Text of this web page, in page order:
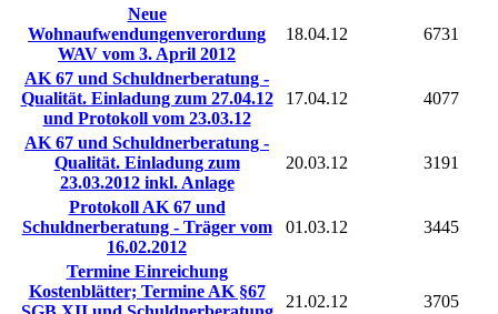
Neue
Wohnaufwendungenverordung
WAV vom 3. April 2012
18.04.12 6731
AK 67 und Schuldnerberatung -
Qualität. Einladung zum 27.04.12
und Protokoll vom 23.03.12
17.04.12 4077
AK 67 und Schuldnerberatung -
Qualität. Einladung zum
23.03.2012 inkl. Anlage
20.03.12 3191
Protokoll AK 67 und
Schuldnerberatung - Träger vom
16.02.2012
01.03.12 3445
Termine Einreichung
Kostenblätter; Termine AK §67
21.02.12 3705